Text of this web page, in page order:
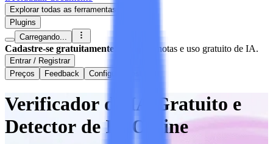
Explorar todas as ferramentas
Plugins
Carregando...
Cadastre-se gratuitamente Sincronize notas e uso gratuito de IA.
Entrar / Registrar
Preços
Feedback Configurações
Verificador de IA Gratuito e
Detector de IA Online